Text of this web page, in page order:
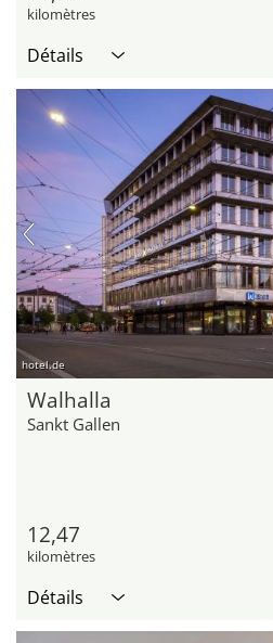
kilomètres
Détails
hotel.de
Walhalla
Sankt Gallen
12,47
kilomètres
Détails